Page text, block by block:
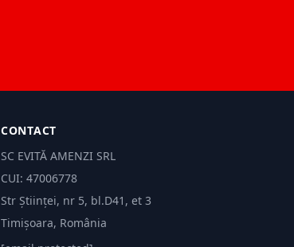
CONTACT
SC EVITĂ AMENZI SRL
CUI: 47006778
Str Științei, nr 5, bl.D41, et 3
Timișoara, România